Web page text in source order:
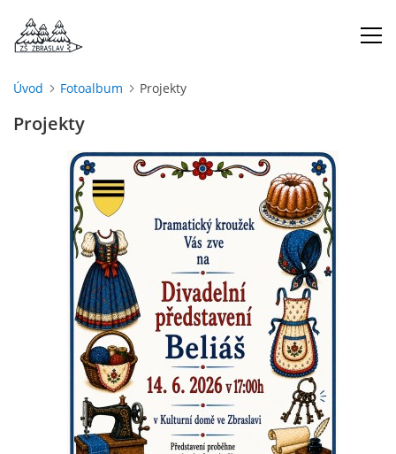
ŠKOLNÍ ROK
DOKUMENTY
ŠKOLSKÁ RADA
ENVIRONMENTÁLNÍ VÝCHOVA
Úvod Fotoalbum Projekty
Projekty